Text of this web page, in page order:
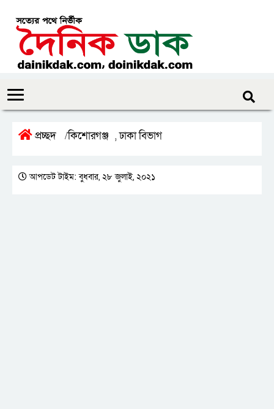
প্রচ্ছদ /কিশোরগঞ্জ ,ঢাকা বিভাগ
আপডেট টাইম: বুধবার, ২৮ জুলাই, ২০২১